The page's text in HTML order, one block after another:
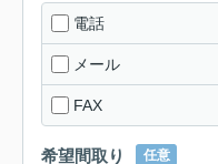
電話
メール
FAX
希望間取り 任意